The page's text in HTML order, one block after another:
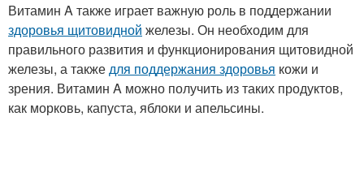
Витамин A также играет важную роль в поддержании
здоровья щитовидной железы. Он необходим для
правильного развития и функционирования щитовидной
железы, а такжедля поддержания здоровья кожи и
зрения. Витамин A можно получить из таких продуктов,
как морковь, капуста, яблоки и апельсины.